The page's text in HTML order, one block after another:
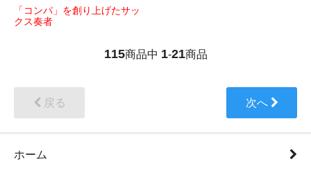
「コンパ」を創り上げたサッ
クス奏者
115商品中 1-21商品
戻る 次へ
ホーム